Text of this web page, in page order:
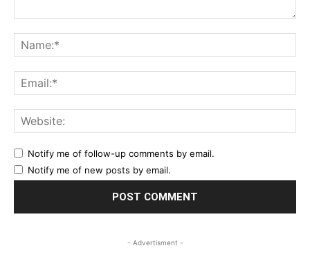
Notify me of follow-up comments by email.
Notify me of new posts by email.
- Advertisment -